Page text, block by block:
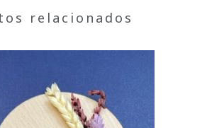
relacionados